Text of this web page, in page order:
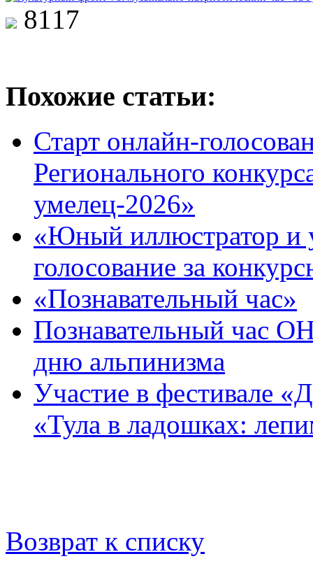
8117
Похожие статьи:
Старт онлайн-
Регионального
умелец-2026»
«Юный иллюстратор и
голосование за
«Познавательный час»
Познавательный час
дню альпинизма
Участие в фестивале
«Тула в ладошках:
Возврат к списку